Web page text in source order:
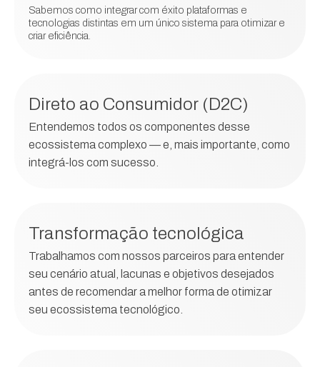
Sabemos como integrar com éxito plataformas e
tecnologias distintas em um único sistema para otimizar e
criar eficiência.
Direto ao Consumidor (D2C)
Entendemos todos os componentes desse
ecossistema complexo — e, mais importante, como
integrá-los com sucesso.
Transformação tecnológica
Trabalhamos com nossos parceiros para entender
seu cenário atual, lacunas e objetivos desejados
antes de recomendar a melhor forma de otimizar
seu ecossistema tecnológico.